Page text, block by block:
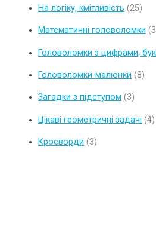
На логіку, кмітливість (25)
Математичні головоломки
Головоломки з цифрами,
Головоломки-малюнки (8)
Загадки з підступом (3)
Цікаві геометричні задачі (4)
Кросворди (3)